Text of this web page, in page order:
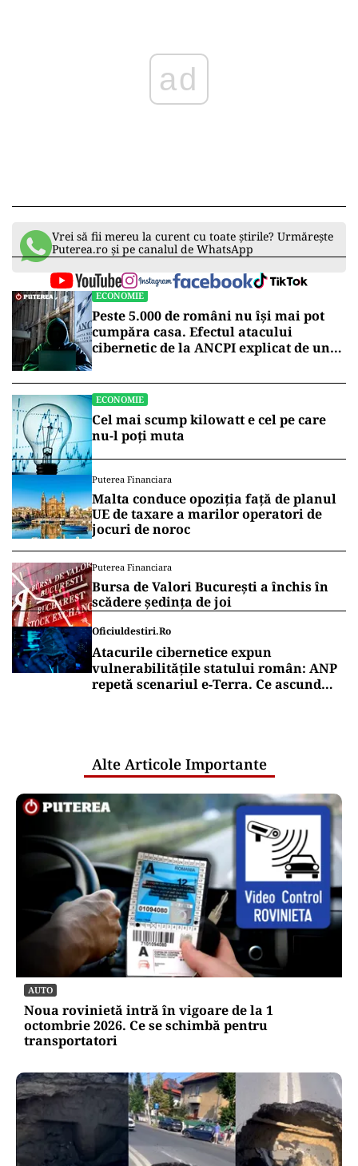
ad
Vrei să fii mereu la curent cu toate știrile? Urmărește
Puterea.ro și pe canalul de WhatsApp
ECONOMIE
Peste 5.000 de români nu își mai pot
cumpăra casa. Efectul atacului
cibernetic de la ANCPI explicat de un
ECONOMIE
Cel mai scump kilowatt e cel pe care
nu-l poți muta
Puterea Financiara
Malta conduce opoziția față de planul
UE de taxare a marilor operatori de
jocuri de noroc
Puterea Financiara
Bursa de Valori București a închis în
scădere ședința de joi
Oficiuldestiri.ro
Atacurile cibernetice expun
vulnerabilitățile statului român: ANP
repetă scenariul e‑Terra. Ce ascund
Alte Articole Importante
AUTO
Noua rovinietă intră în vigoare de la 1
octombrie 2026. Ce se schimbă pentru
transportatori